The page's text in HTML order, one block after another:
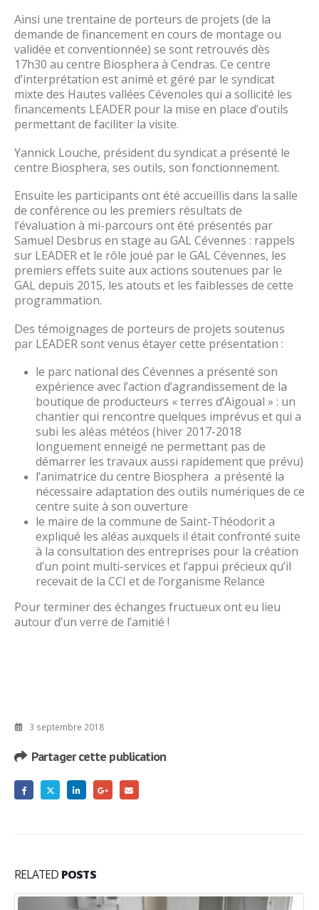
Ainsi une trentaine de porteurs de projets (de la
demande de financement en cours de montage ou
validée et conventionnée) se sont retrouvés dès
17h30 au centre Biosphera à Cendras. Ce centre
d’interprétation est animé et géré par le syndicat
mixte des Hautes vallées Cévenoles qui a sollicité les
financements LEADER pour la mise en place d’outils
permettant de faciliter la visite.
Yannick Louche, président du syndicat a présenté le
centre Biosphera, ses outils, son fonctionnement.
Ensuite les participants ont été accueillis dans la salle
de conférence ou les premiers résultats de
l’évaluation à mi-parcours ont été présentés par
Samuel Desbrus en stage au GAL Cévennes : rappels
sur LEADER et le rôle joué par le GAL Cévennes, les
premiers effets suite aux actions soutenues par le
GAL depuis 2015, les atouts et les faiblesses de cette
programmation.
Des témoignages de porteurs de projets soutenus
par LEADER sont venus étayer cette présentation :
le parc national des Cévennes a présenté son
expérience avec l’action d’agrandissement de la
boutique de producteurs « terres d’Aigoual » : un
chantier qui rencontre quelques imprévus et qui a
subi les aléas météos (hiver 2017-2018
longuement enneigé ne permettant pas de
démarrer les travaux aussi rapidement que prévu)
l’animatrice du centre Biosphera a présenté la
nécessaire adaptation des outils numériques de ce
centre suite à son ouverture
le maire de la commune de Saint-Théodorit a
expliqué les aléas auxquels il était confronté suite
à la consultation des entreprises pour la création
d’un point multi-services et l’appui précieux qu’il
recevait de la CCI et de l’organisme Relance
Pour terminer des échanges fructueux ont eu lieu
autour d’un verre de l’amitié !
3 septembre 2018
Partager cette publication
RELATED POSTS